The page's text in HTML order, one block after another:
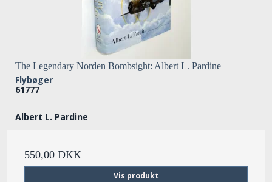
The Legendary Norden Bombsight: Albert L. Pardine
Flybøger
61777
Albert L. Pardine
550,00 DKK
Vis produkt